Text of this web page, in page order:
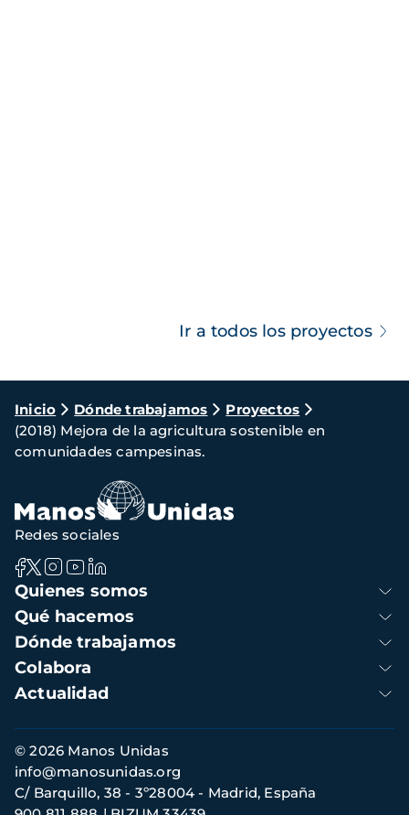
Ir a todos los proyectos
Ruta
de
navegación
Inicio Dónde trabajamos
Proyectos
(2018) Mejora de la agricultura sostenible en
comunidades campesinas.
Navegación
principal
Quienes somos
Qué hacemos
Dónde trabajamos
Colabora
Actualidad
Redes sociales
Información
de
contacto
© 2026 Manos Unidas
C/ Barquillo, 38 - 3º28004 - Madrid, España
info@manosunidas.org